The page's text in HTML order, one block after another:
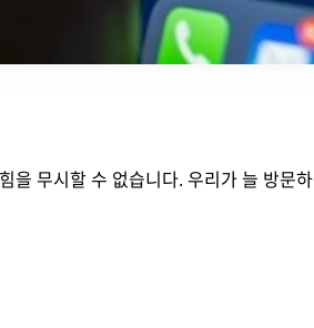
을 무시할 수 없습니다. 우리가 늘 방문